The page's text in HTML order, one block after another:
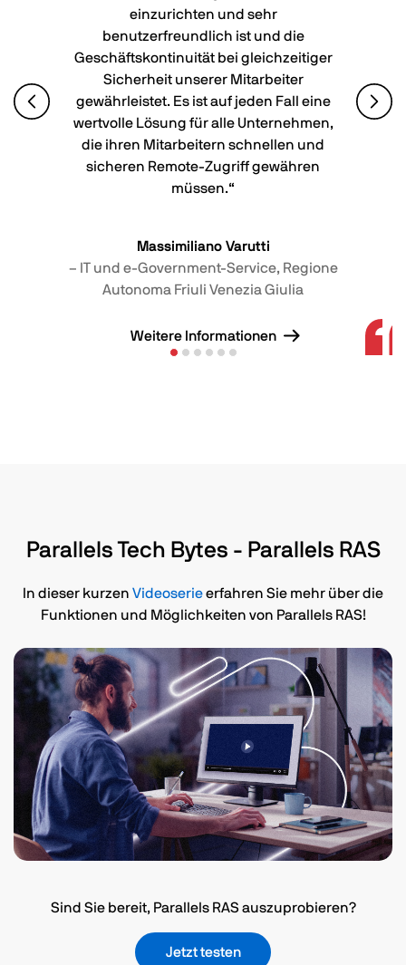
einzurichten und sehr
benutzerfreundlich ist und die
Geschäftskontinuität bei gleichzeitiger
Sicherheit unserer Mitarbeiter
gewährleistet. Es ist auf jeden Fall eine
wertvolle Lösung für alle Unternehmen,
die ihren Mitarbeitern schnellen und
sicheren Remote-Zugriff gewähren
müssen.“
Massimiliano Varutti
– IT und e-Government-Service, Regione
Autonoma Friuli Venezia Giulia
Weitere Informationen
Parallels Tech Bytes - Parallels RAS
In dieser kurzen Videoserieerfahren Sie mehr über die
Funktionen und Möglichkeiten von Parallels RAS!
Sind Sie bereit, Parallels RAS auszuprobieren?
Jetzt testen